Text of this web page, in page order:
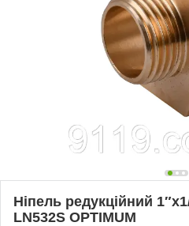
Ніпель редукційний
LN532S OPTIMUM